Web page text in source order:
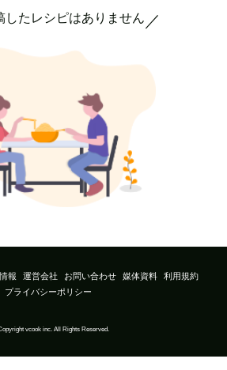
したレシピはありません ／
報 運営会社 お問い合わせ 媒体資料
利用規約
プライバシーポリシー
vcook inc. All Rights Reserved.